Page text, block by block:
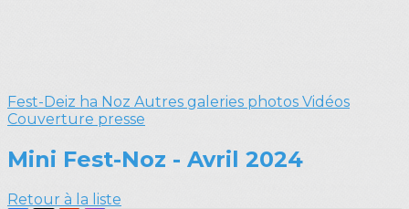
Fest-Deiz ha Noz Autres galeries photos Vidéos
Couverture presse
Mini Fest-Noz - Avril 2024
Retour à la liste